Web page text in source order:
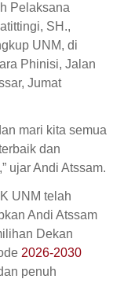
Pelaksana
SH.,
UNM, di
Phinisi, Jalan
Jumat
mari kita semua
dan
ujar Andi Atssam.
UNM telah
Andi Atssam
Dekan
2026-2030
penuh